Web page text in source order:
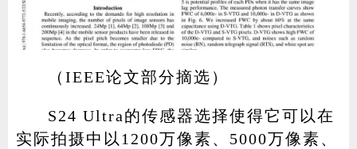
（IEEE论文部分摘选）
S24 Ultra的传感器选择使得它可以在
实际拍摄中以1200万像素、5000万像素、